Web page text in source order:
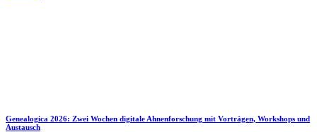
Genealogica 2026: Zwei Wochen digitale Ahnenforschung mit Vorträgen, Workshops und
Austausch